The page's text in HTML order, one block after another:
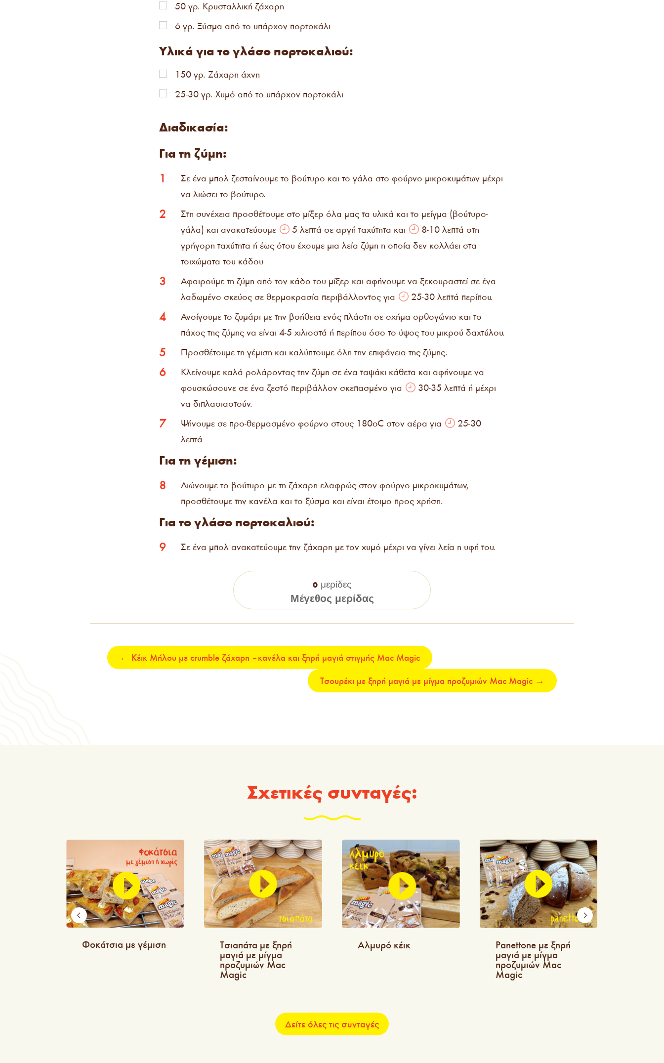
50 γρ. Κρυσταλλική ζάχαρη
6 γρ. Ξύσμα από το υπάρχον πορτοκάλι
Υλικά για το γλάσο πορτοκαλιού:
150 γρ. Ζάχαρη άχνη
25-30 γρ. Χυμό από το υπάρχον πορτοκάλι
Διαδικασία:
Για τη ζύμη:
1
Σε ένα μπολ ζεσταίνουμε το βούτυρο και το γάλα στο φούρνο μικροκυμάτων μέχρι
να λιώσει το βούτυρο.
2
Στη συνέχεια προσθέτουμε στο μίξερ όλα μας τα υλικά και το μείγμα (βούτυρο-
γάλα) και ανακατεύουμε
5 λεπτά σε αργή ταχύτητα και
8-10 λεπτά στη
γρήγορη ταχύτητα ή έως ότου έχουμε μια λεία ζύμη η οποία δεν κολλάει στα
τοιχώματα του κάδου
3
Αφαιρούμε τη ζύμη από τον κάδο του μίξερ και αφήνουμε να ξεκουραστεί σε ένα
λαδωμένο σκεύος σε θερμοκρασία περιβάλλοντος για
25-30 λεπτά περίπου.
4
Ανοίγουμε το ζυμάρι με την βοήθεια ενός πλάστη σε σχήμα ορθογώνιο και το
πάχος της ζύμης να είναι 4-5 χιλιοστά ή περίπου όσο το ύψος του μικρού δαχτύλου.
5 Προσθέτουμε τη γέμιση και καλύπτουμε όλη την επιφάνεια της ζύμης.
6
Κλείνουμε καλά ρολάροντας την ζύμη σε ένα ταψάκι κάθετα και αφήνουμε να
φουσκώσουνε σε ένα ζεστό περιβάλλον σκεπασμένο για
30-35 λεπτά ή μέχρι
να διπλασιαστούν.
7 Ψήνουμε σε προ-θερμασμένο φούρνο στους 180oC στον αέρα για
25-30
λεπτά
Για τη γέμιση:
8
Λιώνουμε το βούτυρο με τη ζάχαρη ελαφρώς στον φούρνο μικροκυμάτων,
προσθέτουμε την κανέλα και το ξύσμα και είναι έτοιμο προς χρήση.
Για το γλάσο πορτοκαλιού:
9 Σε ένα μπολ ανακατεύουμε την ζάχαρη με τον χυμό μέχρι να γίνει λεία η υφή του.
0 μερίδες
Μέγεθος μερίδας
← Κέικ Μήλου με crumble ζάχαρη – κανέλα και ξηρή μαγιά στιγμής Mac Magic
Τσουρέκι με ξηρή μαγιά με μίγμα προζυμιών Mac Magic →
Σχετικές συνταγές:
Φοκάτσια με γέμιση
Tσιαπάτα με ξηρή
μαγιά με μίγμα
προζυμιών Mac
Magic
Αλμυρό κέικ
Panettone με ξηρή
μαγιά με μίγμα
προζυμιών Mac
Magic
Δείτε όλες τις συνταγές